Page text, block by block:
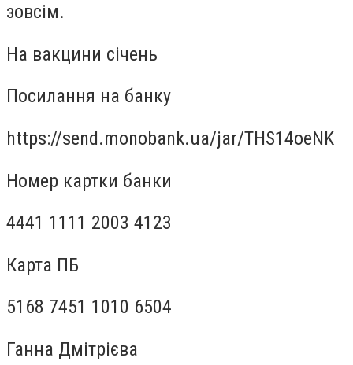
зовсім.
На вакцини січень
Посилання на банку
https://send.monobank.ua/jar/THS14oeNK
Номер картки банки
4441 1111 2003 4123
Карта ПБ
5168 7451 1010 6504
Ганна Дмітрієва